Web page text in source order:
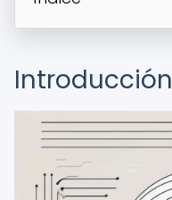
Introducción